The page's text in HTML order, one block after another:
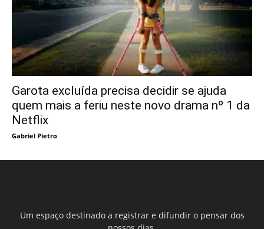
Garota excluída precisa decidir se ajuda
quem mais a feriu neste novo drama nº 1 da
Netflix
Gabriel Pietro
Um espaço destinado a registrar e difundir o pensar dos